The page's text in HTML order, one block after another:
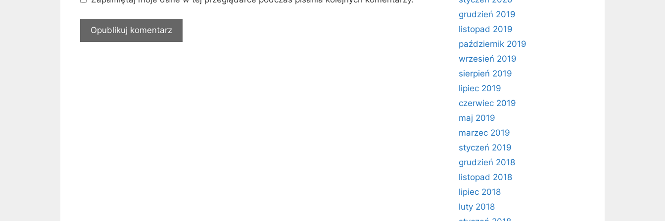
grudzień 2019
listopad 2019
październik 2019
wrzesień 2019
sierpień 2019
lipiec 2019
czerwiec 2019
maj 2019
marzec 2019
styczeń 2019
grudzień 2018
listopad 2018
lipiec 2018
luty 2018